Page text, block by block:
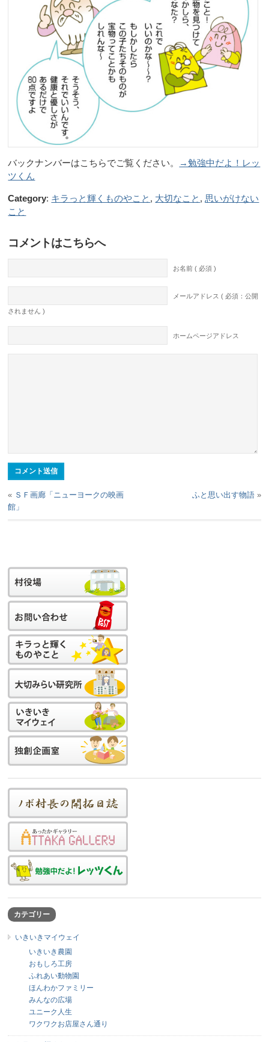
バックナンバーはこちらでご覧ください。
→勉強中だよ！レッ
ツくん
Category: キラっと輝くものやこと , 大切なこと , 思いがけない
こと
コメントはこちらへ
お名前 ( 必須 )
メールアドレス ( 必須：公開
されません )
ホームページアドレス
« ＳＦ画廊「ニューヨークの映画
館」
ふと思い出す物語»
カテゴリー
いきいきマイウェイ
いきいき農園
おもしろ工房
ふれあい動物園
ほんわかファミリー
みんなの広場
ユニーク人生
ワクワクお店屋さん通り